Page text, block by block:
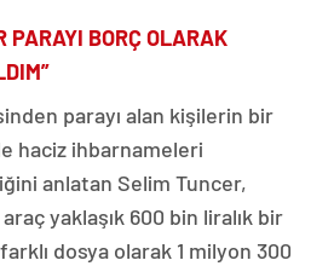
PARAYI BORÇ OLARAK
parayı alan kişilerin bir
haciz ihbarnameleri
anlatan Selim Tuncer,
yaklaşık 600 bin liralık bir
dosya olarak 1 milyon 300